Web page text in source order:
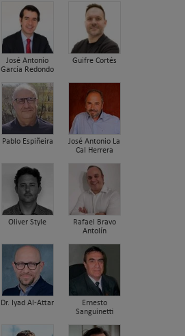
José Antonio
García Redondo
Guifre Cortés
Pablo Espiñeira
José Antonio La
Cal Herrera
Oliver Style
Rafael Bravo
Antolín
Dr. Iyad Al-Attar
Ernesto
Sanguinetti